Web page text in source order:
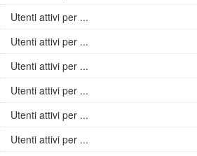
Utenti attivi per ...
Utenti attivi per ...
Utenti attivi per ...
Utenti attivi per ...
Utenti attivi per ...
Utenti attivi per ...